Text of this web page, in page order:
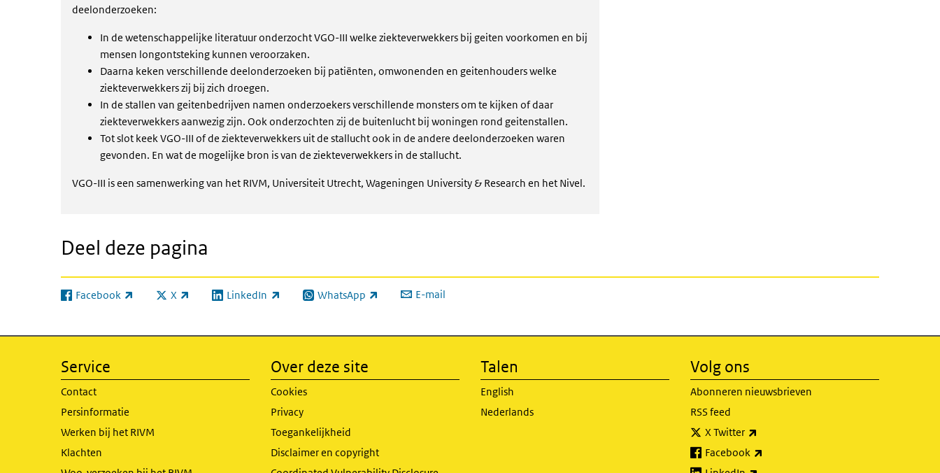
deelonderzoeken:
In de wetenschappelijke literatuur onderzocht VGO-III welke ziekteverwekkers bij geiten voorkomen en bij
mensen longontsteking kunnen veroorzaken.
Daarna keken verschillende deelonderzoeken bij patiënten, omwonenden en geitenhouders welke
ziekteverwekkers zij bij zich droegen.
In de stallen van geitenbedrijven namen onderzoekers verschillende monsters om te kijken of daar
ziekteverwekkers aanwezig zijn. Ook onderzochten zij de buitenlucht bij woningen rond geitenstallen.
Tot slot keek VGO-III of de ziekteverwekkers uit de stallucht ook in de andere deelonderzoeken waren
gevonden. En wat de mogelijke bron is van de ziekteverwekkers in de stallucht.
VGO-III is een samenwerking van het RIVM, Universiteit Utrecht, Wageningen University & Research en het Nivel.
Deel deze pagina
Facebook
(externe link) X
(externe link) LinkedIn
(externe link) WhatsApp
(externe link) E-mail
Service
Contact
Persinformatie
Werken bij het RIVM
Klachten
Over deze site
Cookies
Privacy
Toegankelijkheid
Disclaimer en copyright
Talen
English
Nederlands
Volg ons
Abonneren nieuwsbrieven
RSS feed
X Twitter
Facebook